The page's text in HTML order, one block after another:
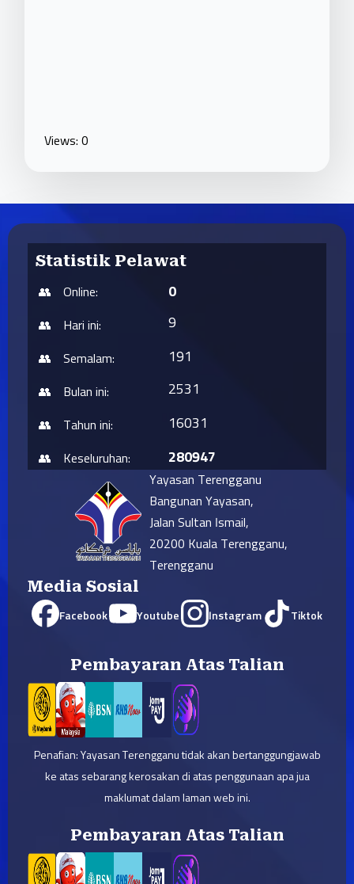
Views: 0
Statistik Pelawat
Online:
Hari ini:
Semalam:
Bulan ini:
Tahun ini:
Keseluruhan:
0
9
191
2531
16031
280947
Yayasan Terengganu
Bangunan Yayasan,
Jalan Sultan Ismail,
20200 Kuala Terengganu,
Terengganu
Media Sosial
Facebook Youtube Instagram Tiktok
Pembayaran Atas Talian
Penafian: Yayasan Terengganu tidak akan bertanggungjawab
ke atas sebarang kerosakan di atas penggunaan apa jua
maklumat dalam laman web ini.
Pembayaran Atas Talian